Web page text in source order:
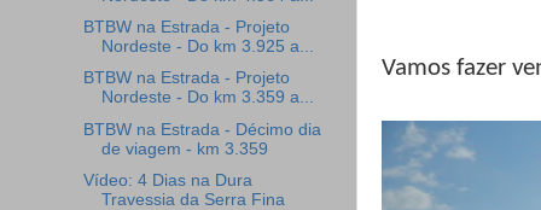
Vamos fazer
BTBW na Estrada - Projeto
Nordeste - Do km 3.925 a...
BTBW na Estrada - Projeto
Nordeste - Do km 3.359 a...
BTBW na Estrada - Décimo dia
de viagem - km 3.359
Vídeo: 4 Dias na Dura
Travessia da Serra Fina